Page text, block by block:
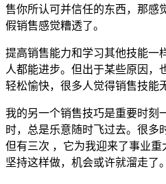
售你所认可并信任的东西，那感
假销售感觉糟透了。
提高销售能力和学习其他技能
人都能进步。但出于某些原因，
轻松愉快，很多人觉得销售技能
我的另一个销售技巧是重要时刻
时，总是乐意随时飞过去。很多
但有三次 ，它为我迎来了事业
坚持这样做，机会或许就溜走了。